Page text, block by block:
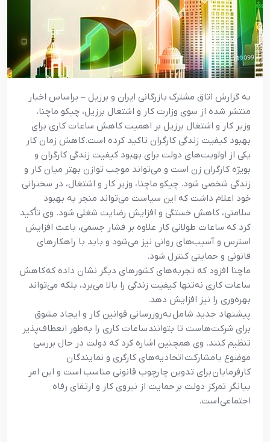
به گزارش اتاق مشترک بازرگانی ایران و برزیل – براساس اخبار
منتشر شده از سوی وزارت کار و اشتغال برزیل، چیکو ماچنا،
وزیر کار و اشتغال برزیل بر اهمیت کاهش ساعات کاری برای
بهبود کیفیت زندگی کارگران تاکید کرده است.کاهش زمان کار
یکی از اولویت‌های دولت برای بهبود کیفیت زندگی کارگران و
بویژه کارگران زن است و می‌تواند موجب توازن بهتر میان کار و
زندگی شخصی شود. چیکو ماچنا، وزیر کار و اشتغال، در سخنرانی‌
خود اعلام داشت که این سیاست می‌تواند منجر به بهبود
سلامتی، کاهش خستگی و افزایش رضایت شغلی شود. وی تأکید
کرد که ساعات طولانی کار علاوه بر فشار جسمی، باعث افزایش
استرس و آسیب‌های روانی نیز می‌شود و باید با راهکارهای
قانونی و حمایتی کنترل شود.
ماچنا افزود که تجربه‌های کشورهای دیگر نشان داده که کاهش
ساعات کاری نه‌تنها کیفیت زندگی را بالا می‌برد، بلکه می‌تواند
بهره‌وری را نیز افزایش دهد.
پیشنهاد جدید شامل به‌روزرسانی قوانین کار و ایجاد مشوق
برای شرکت‌هاست تا بتوانند ساعات کاری را به‌طور انعطاف‌پذیر
تنظیم کنند. وی همچنین اشاره کرد که دولت در حال بررسی
موضوع بامشارکت اتحادیه‌های کارگری و نمایندگان
کارفرمایان برای تدوین چارچوب قانونی مناسب است و این امر
بیانگر تمرکز دولت بر حمایت از نیروی کار و ارتقای رفاه
اجتماعی است.